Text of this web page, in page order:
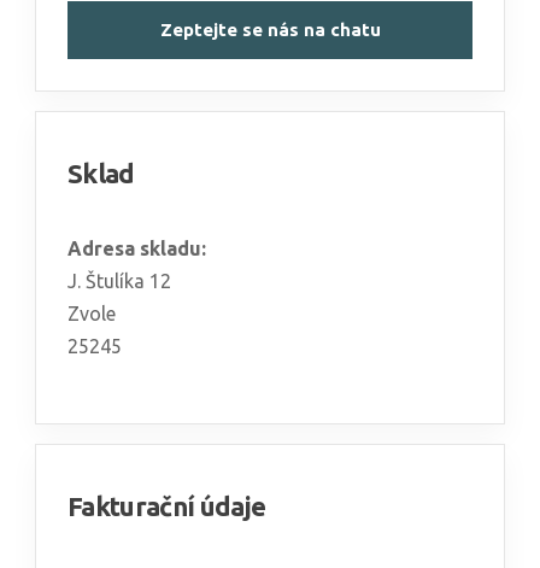
Zeptejte se nás na chatu
Sklad
Adresa skladu:
J. Štulíka 12
Zvole
25245
Fakturační údaje